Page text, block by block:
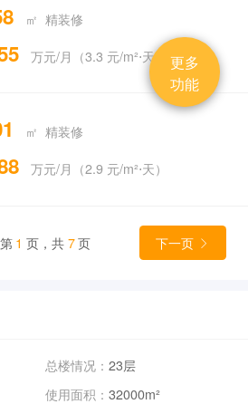
㎡ 精装修
万元/月（3.3 元/m²⋅天）
㎡ 精装修
万元/月（2.9 元/m²⋅天）
第 1 页，共 7页 下一页 
总楼情况： 23层
使用面积： 32000m²
更多
功能